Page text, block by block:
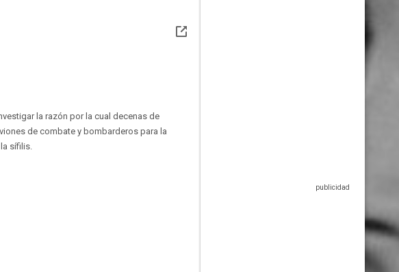
la razón por la cual decenas de
de combate y bombarderos para la
sífilis.